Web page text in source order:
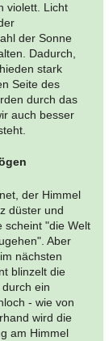
violett. Licht
der Sonne
Dadurch,
stark
Seite des
durch das
auch besser
der Himmel
düster und
scheint "die Welt
Aber
nächsten
blinzelt die
ein
- wie von
wird die
am Himmel